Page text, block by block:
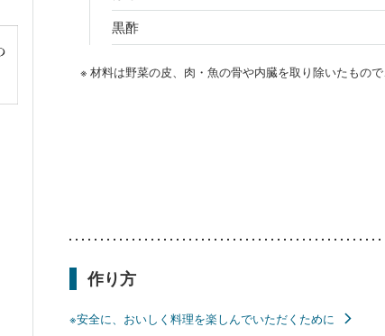
黒酢
※ 材料は野菜の皮、肉・魚の骨や内臓を取り除いたもの
作り方
※安全に、おいしく料理を楽しんでいただくために